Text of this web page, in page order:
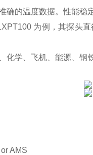
的温度数据。性能稳
为例，其探头
化学、飞机、能源、
AMS